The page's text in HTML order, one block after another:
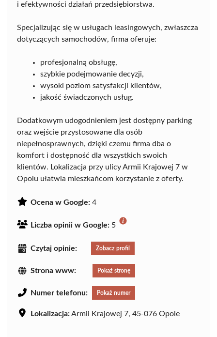
i efektywności działań przedsiębiorstwa.
Specjalizując się w usługach leasingowych, zwłaszcza
dotyczących samochodów, firma oferuje:
profesjonalną obsługę,
szybkie podejmowanie decyzji,
wysoki poziom satysfakcji klientów,
jakość świadczonych usług.
Dodatkowym udogodnieniem jest dostępny parking
oraz wejście przystosowane dla osób
niepełnosprawnych, dzięki czemu firma dba o
komfort i dostępność dla wszystkich swoich
klientów. Lokalizacja przy ulicy Armii Krajowej 7 w
Opolu ułatwia mieszkańcom korzystanie z oferty.
Ocena w Google: 4
Liczba opinii w Google: 5
Czytaj opinie: Zobacz profil
Strona www: Pokaż stronę
Numer telefonu: Pokaż numer
Lokalizacja:Armii Krajowej 7, 45-076 Opole